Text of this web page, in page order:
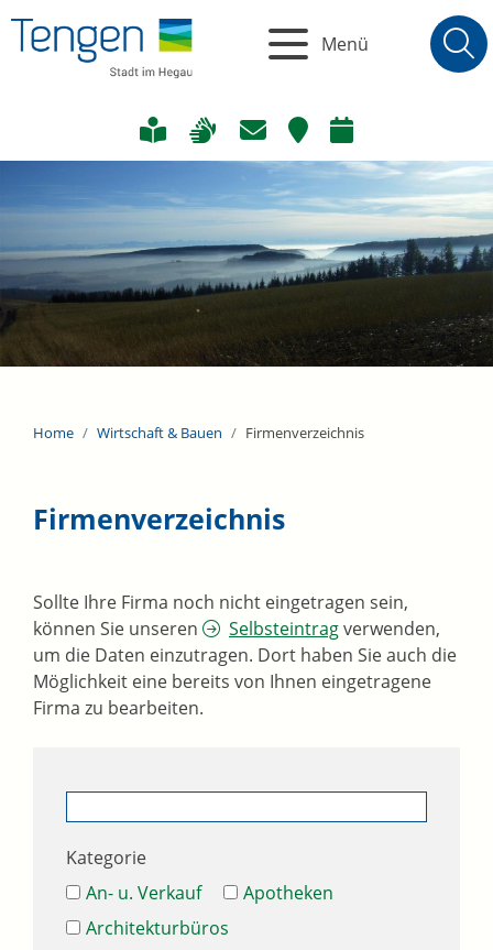
Menü
Home Wirtschaft & Bauen Firmenverzeichnis
Firmenverzeichnis
Sollte Ihre Firma noch nicht eingetragen sein,
können Sie unseren
Selbsteintragverwenden,
um die Daten einzutragen. Dort haben Sie auch die
Möglichkeit eine bereits von Ihnen eingetragene
Firma zu bearbeiten.
Kategorie
An- u. Verkauf
Apotheken
Architekturbüros